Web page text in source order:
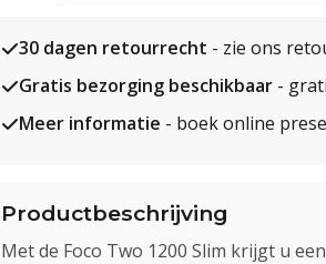
30 dagen retourrecht - zie ons
Gratis bezorging beschikbaar -
Meer informatie - boek online
Productbeschrijving
Met de Foco Two 1200 Slim krijgt u